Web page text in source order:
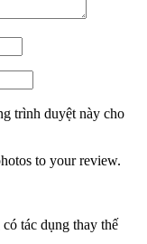
trình duyệt này cho
to your review.
tác dụng thay thế